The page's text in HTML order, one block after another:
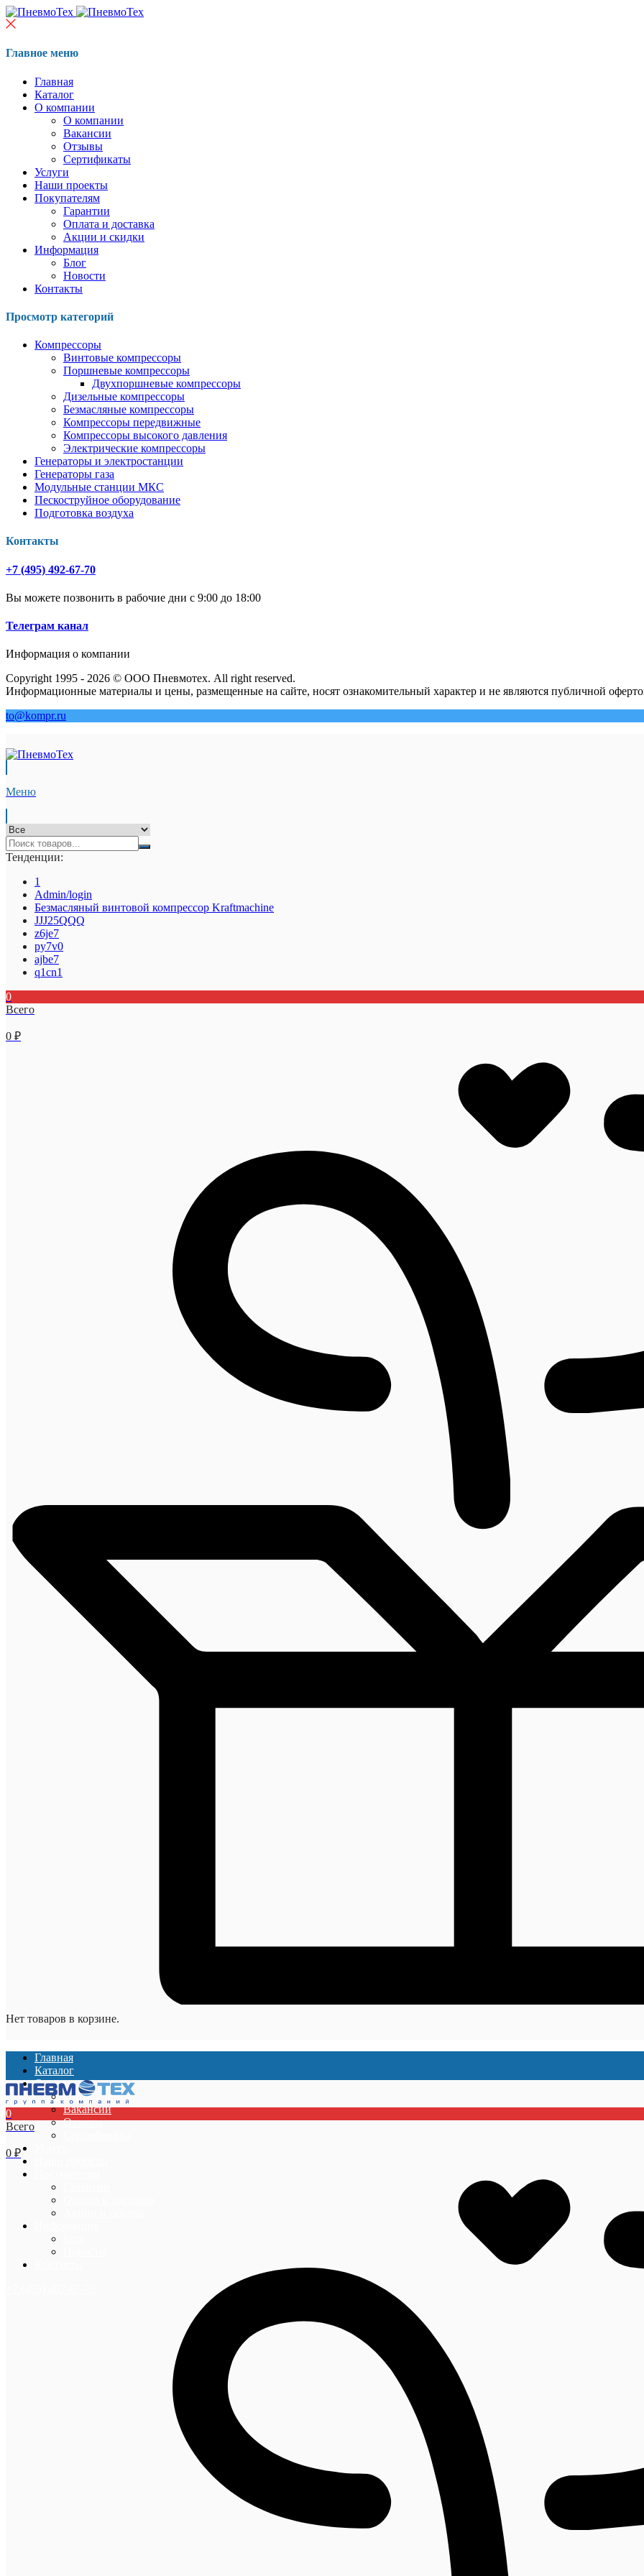
Главное меню
Главная
Каталог
О компании
О компании
Вакансии
Отзывы
Сертификаты
Услуги
Наши проекты
Покупателям
Гарантии
Оплата и доставка
Акции и скидки
Информация
Блог
Новости
Контакты
Просмотр категорий
Компрессоры
Винтовые компрессоры
Поршневые компрессоры
Двухпоршневые компрессоры
Дизельные компрессоры
Безмасляные компрессоры
Компрессоры передвижные
Компрессоры высокого давления
Электрические компрессоры
Генераторы и электростанции
Генераторы газа
Модульные станции МКС
Пескоструйное оборудование
Подготовка воздуха
Контакты
+7 (495) 492-67-70
Вы можете позвонить в рабочие дни с 9:00 до 18:00
Телеграм канал
Информация о компании
Copyright 1995 - 2026 © ООО Пневмотех. All right reserved.
Информационные материалы и цены, размещенные на сайте, носят ознакомительный характер и не являются публичной
to@kompr.ru
Меню
Тенденции:
1
Admin/login
Безмасляный винтовой компрессор Kraftmaсhine
JJJ25QQQ
z6je7
py7v0
ajbe7
q1cn1
0
Всего
0 ₽
Нет товаров в корзине.
Главная
Каталог
О компании
О компании
Вакансии
Отзывы
0
Всего
0 ₽